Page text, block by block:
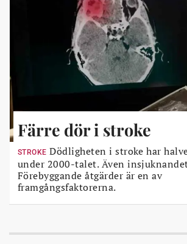
Färre dör i stroke
STROKE Dödligheten i stroke har
under 2000-talet. Även
Förebyggande åtgärder är en av
framgångsfaktorerna.